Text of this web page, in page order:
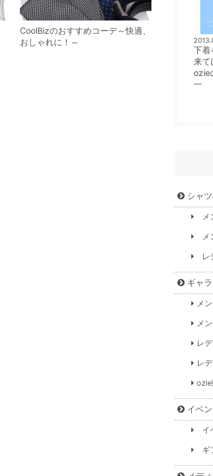
CoolBizのおすすめコーデ～快適、
おしゃれに！～
下着
来て
ozie
一
シャ
メ
メ
レ
ギャ
メ
メ
レ
レ
イベ
イ
ギ